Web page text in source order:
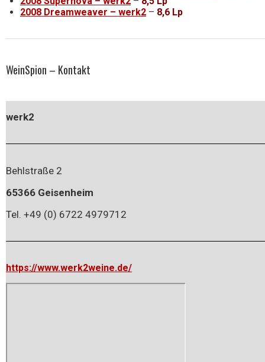
2008 Dreamweaver – werk2 – 8,6 Lp
WeinSpion – Kontakt
werk2
Behlstraße 2
65366 Geisenheim
Tel. +49 (0) 6722 4979712
https://www.werk2weine.de/